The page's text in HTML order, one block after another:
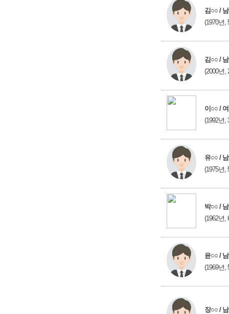
김○○ / 남
(1970년,
김○○ / 남
(2000년,
이○○ / 여
(1992년,
유○○ / 남
(1975년,
박○○ / 남
(1962년,
윤○○ / 남
(1969년,
장○○ / 남